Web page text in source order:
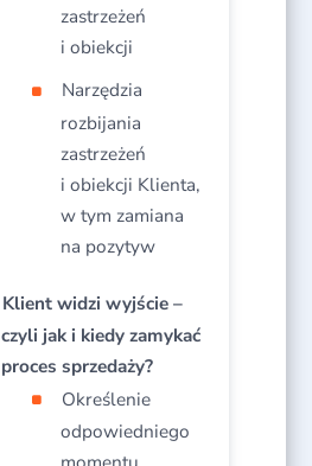
zastrzeżeń
i obiekcji​
Narzędzia
rozbijania
zastrzeżeń
i obiekcji Klienta,
w tym zamiana
na pozytyw​
Klient widzi wyjście –
czyli jak i kiedy zamykać
proces sprzedaży?
Określenie
odpowiedniego